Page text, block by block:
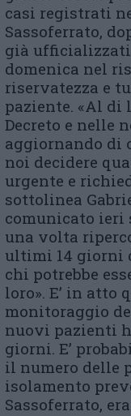
casi registrati
Sassoferrato,
già
domenica nel
riservatezza e
paziente. «Al
Decreto e nelle
aggiornando di
noi decidere
urgente e
sottolinea
comunicato ieri
una volta
ultimi 14 giorni
chi potrebbe
loro». E’ in atto
monitoraggio
nuovi pazienti
giorni. E’
il numero delle
isolamento
Sassoferrato,